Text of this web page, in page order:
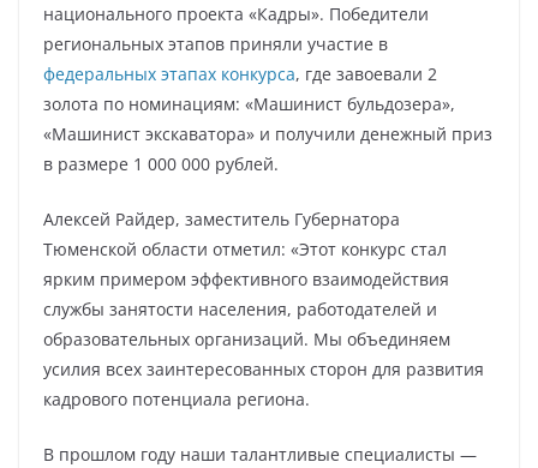
национального проекта «Кадры». Победители
региональных этапов приняли участие в
федеральных этапах конкурса, где завоевали 2
золота по номинациям: «Машинист бульдозера»,
«Машинист экскаватора» и получили денежный приз
в размере 1 000 000 рублей.
Алексей Райдер, заместитель Губернатора
Тюменской области отметил: «Этот конкурс стал
ярким примером эффективного взаимодействия
службы занятости населения, работодателей и
образовательных организаций. Мы объединяем
усилия всех заинтересованных сторон для развития
кадрового потенциала региона.
В прошлом году наши талантливые специалисты —